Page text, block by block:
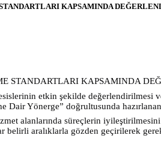
KAPSAMINDA
STANDARTLARI KAPSAMINDA
etkin şekilde
Dair Yönerge” doğrultusunda
alanlarında süreçlerin
belirli aralıklarla gözden geçirilerek